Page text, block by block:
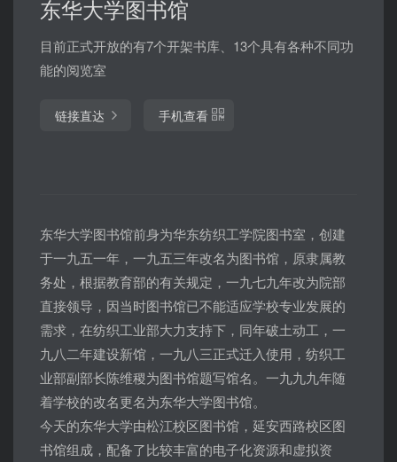
东华大学图书馆
目前正式开放的有7个开架书库、13个具有各种不同功
能的阅览室
链接直达 手机查看
东华大学图书馆前身为华东纺织工学院图书室，创建
于一九五一年，一九五三年改名为图书馆，原隶属教
务处，根据教育部的有关规定，一九七九年改为院部
直接领导，因当时图书馆已不能适应学校专业发展的
需求，在纺织工业部大力支持下，同年破土动工，一
九八二年建设新馆，一九八三正式迁入使用，纺织工
业部副部长陈维稷为图书馆题写馆名。一九九九年随
着学校的改名更名为东华大学图书馆。
今天的东华大学由松江校区图书馆，延安西路校区图
书馆组成，配备了比较丰富的电子化资源和虚拟资